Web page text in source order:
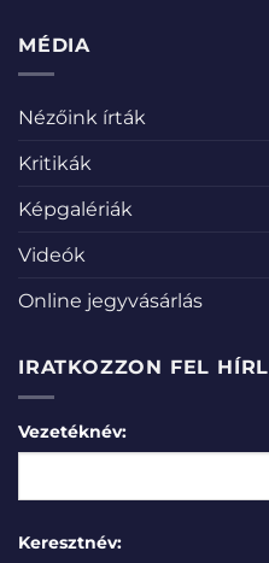
MÉDIA
Nézőink írták
Kritikák
Képgalériák
Videók
Online jegyvásárlás
IRATKOZZON FEL
Vezetéknév:
Keresztnév: